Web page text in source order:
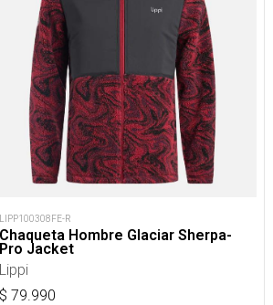
LIPP100308FE-R
Chaqueta Hombre Glaciar Sherpa-
Pro Jacket
Lippi
$ 79.990